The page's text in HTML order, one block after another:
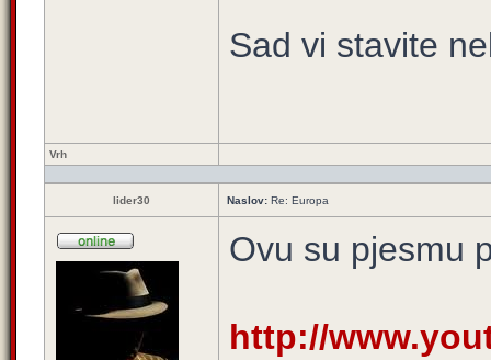
Sad vi stavite
Vrh
lider30 Naslov: Re: Europa
Ovu su pjesmu
http://